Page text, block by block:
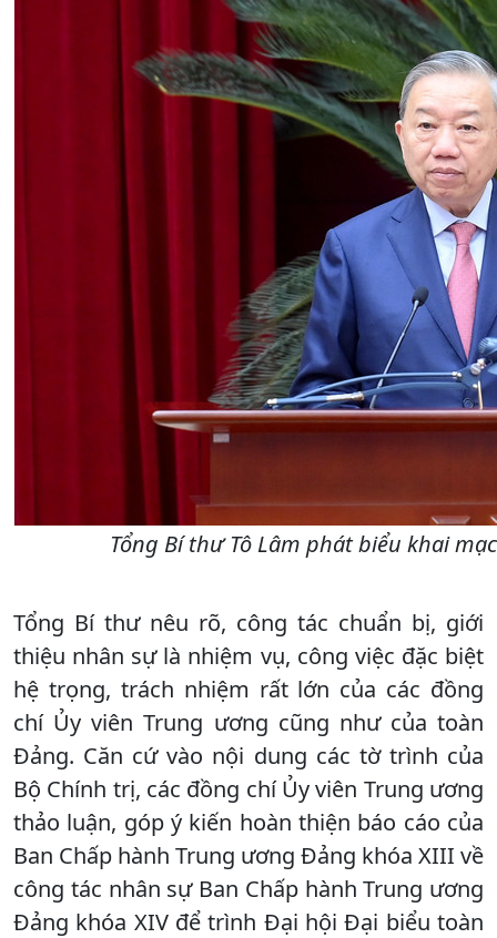
Tổng Bí thư Tô Lâm phát biểu khai
Tổng Bí thư nêu rõ, công tác chuẩn bị, giới
thiệu nhân sự là nhiệm vụ, công việc đặc biệt
hệ trọng, trách nhiệm rất lớn của các đồng
chí Ủy viên Trung ương cũng như của toàn
Đảng. Căn cứ vào nội dung các tờ trình của
Bộ Chính trị, các đồng chí Ủy viên Trung ương
thảo luận, góp ý kiến hoàn thiện báo cáo của
Ban Chấp hành Trung ương Đảng khóa XIII về
công tác nhân sự Ban Chấp hành Trung ương
Đảng khóa XIV để trình Đại hội Đại biểu toàn